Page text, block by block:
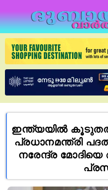
ഇന്ത്യയിൽ കൂടുതൽ
പ്രധാനമന്ത്രി
നരേന്ദ്ര